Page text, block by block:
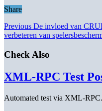
Share
Previous De invloed van
verbeteren van
Check Also
XML-RPC Test
Automated test via XML-RPC.